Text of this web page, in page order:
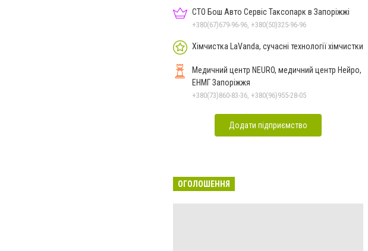
СТО Бош Авто Сервіс Таксопарк в Запоріжжі
+380(67)679-96-96, +380(50)325-96-96
Хімчистка LaVanda, сучасні технології хімчистки
Медичний центр NEURO, медичний центр Нейро,
ЕНМГ Запоріжжя
+380(73)860-83-36, +380(96)955-28-05
Додати підприємство
ОГОЛОШЕННЯ